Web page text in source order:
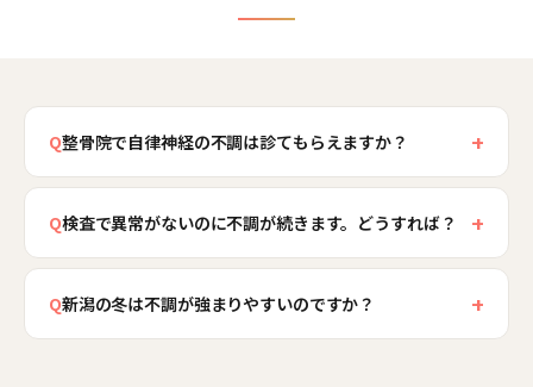
Q整骨院で自律神経の不調は診てもらえますか？ +
当院は自律神経失調症そのものを治療するもので
はなく、まず医療機関での治療や検査を前提とし
ています。そのうえで、背骨に沿って走る自律神
れといった身体の面を整え、リラックスしやすい
状態づくりをサポートします。新潟市中央区骨盤
Q検査で異常がないのに不調が続きます。どうすれば？ +
検査で明らかな異常が見つからないのに不調が続
くのは、自律神経のバランスの乱れによくみられ
る特徴です。ストレスや生活リズムに加え、首・
Q新潟の冬は不調が強まりやすいのですか？ +